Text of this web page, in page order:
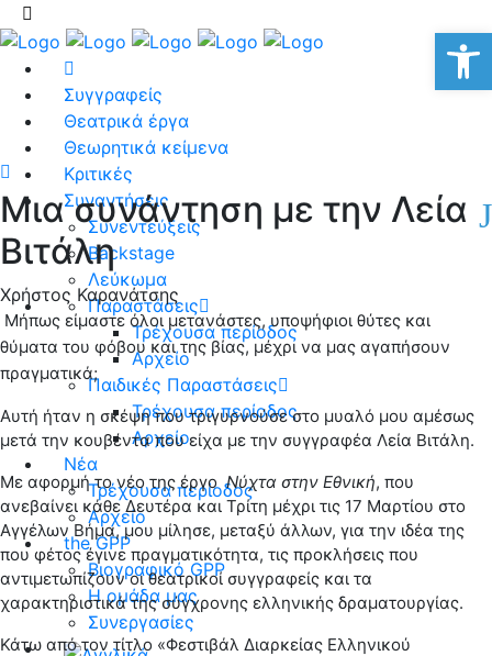
Συγγραφείς
Θεατρικά έργα
Θεωρητικά κείμενα
Κριτικές
Συναντήσεις
Συνεντεύξεις
Backstage
Λεύκωμα
Παραστάσεις
Τρέχουσα περίοδος
Αρχείο
Παιδικές Παραστάσεις
Τρέχουσα περίοδος
Αρχείο
Νέα
Τρέχουσα περίοδος
Αρχείο
the GPP
Βιογραφικό GPP
Η ομάδα μας
Συνεργασίες
Μια συνάντηση με την Λεία
Βιτάλη
Χρήστος Καρανάτσης
Μήπως είμαστε όλοι μετανάστες, υποψήφιοι θύτες και
θύματα του φόβου και της βίας, μέχρι να μας αγαπήσουν
πραγματικά;
Αυτή ήταν η σκέψη που τριγυρνούσε στο μυαλό μου αμέσως
μετά την κουβέντα που είχα με την συγγραφέα Λεία Βιτάλη.
Με αφορμή το νέο της έργοΝύχτα στην Εθνική, που
ανεβαίνει κάθε Δευτέρα και Τρίτη μέχρι τις 17 Μαρτίου στο
Αγγέλων Βήμα, μου μίλησε, μεταξύ άλλων, για την ιδέα της
που φέτος έγινε πραγματικότητα, τις προκλήσεις που
αντιμετωπίζουν οι θεατρικοί συγγραφείς και τα
χαρακτηριστικά της σύγχρονης ελληνικής δραματουργίας.
Κάτω από τον τίτλο «Φεστιβάλ Διαρκείας Ελληνικού